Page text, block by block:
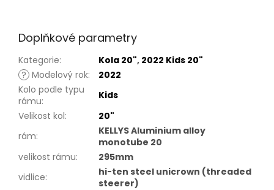
Doplňkové parametry
Kategorie: Kola 20", 2022 Kids 20"
? Modelový rok:
2022
Kolo podle typu
rámu:
Kids
Velikost kol:
20"
rám:
KELLYS Aluminium alloy
monotube 20
velikost rámu:
295mm
vidlice:
hi-ten steel unicrown (threaded
steerer)